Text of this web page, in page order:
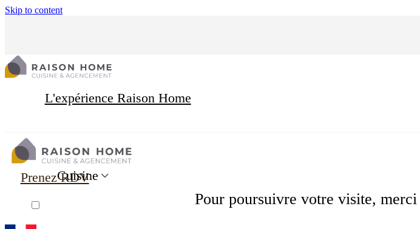
Skip to content
L'expérience Raison Home
Cuisine
Prenez RDV
Pour poursuivre votre visite,